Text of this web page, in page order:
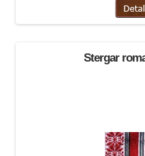
Stergar